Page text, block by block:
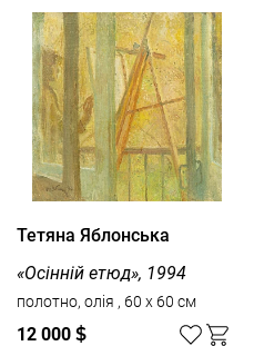
Тетяна Яблонська
«Осінній етюд», 1994
полотно, олія , 60 x 60 см
12 000 $